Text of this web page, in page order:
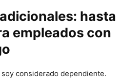
hasta
empleados con
considerado dependiente.